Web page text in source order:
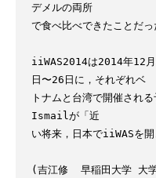
デメルの両所
で食べ比べできたことだっ
iiWAS2014は2014年12月
日〜26日に，それぞれベ
トナムと台湾で開催され
Ismailが「近
い将来，日本でiiWASを開
(吉江修  早稲田大学 大